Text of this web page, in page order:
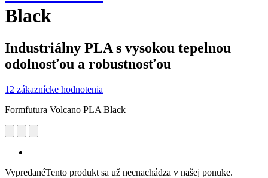
Black
Industriálny PLA s vysokou tepelnou
odolnosťou a robustnosťou
12 zákaznícke hodnotenia
Formfutura Volcano PLA Black
VypredanéTento produkt sa už necnachádza v našej ponuke.